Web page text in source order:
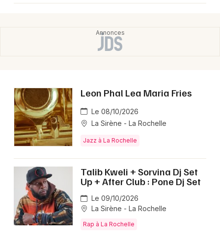
Leon Phal Lea Maria Fries
Le 08/10/2026
La Sirène - La Rochelle
Jazz à La Rochelle
Talib Kweli + Sorvina Dj Set
Up + After Club : Pone Dj Set
Le 09/10/2026
La Sirène - La Rochelle
Rap à La Rochelle